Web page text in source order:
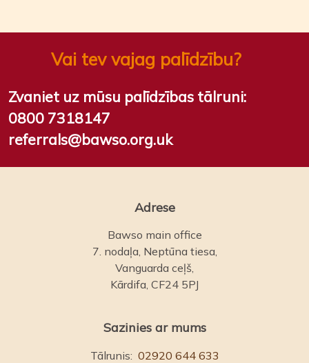
Vai tev vajag palīdzību?
Zvaniet uz mūsu palīdzības tālruni:
0800 7318147
referrals@bawso.org.uk
Adrese
Bawso main office
7. nodaļa, Neptūna tiesa,
Vanguarda ceļš,
Kārdifa, CF24 5PJ
Sazinies ar mums
Tālrunis: 02920 644 633